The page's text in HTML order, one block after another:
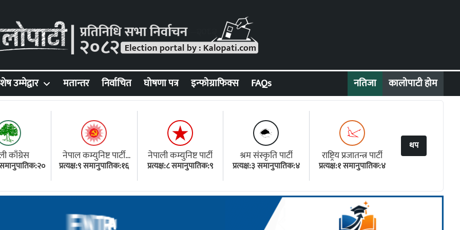
नतिजा कालोपाटी होम
उम्मेद्वार मतान्तर निर्वाचित घोषणा पत्र इन्फोग्राफिक्स FAQs
काँग्रेस
समानुपातिक:२०
नेपाल कम्युनिष्ट पार्टी
(एमाले)
प्रत्यक्ष:९ समानुपातिक:१६
नेपाली कम्युनिष्ट पार्टी
प्रत्यक्ष:८ समानुपातिक:९
श्रम संस्कृति पार्टी
प्रत्यक्ष:३ समानुपातिक:४
राष्ट्रिय प्रजातन्त्र पार्टी
प्रत्यक्ष:१ समानुपातिक:४
थप